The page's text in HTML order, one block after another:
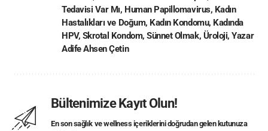
Tedavisi Var Mı, Human Papillomavirus, Kadın
Hastalıkları ve Doğum, Kadın Kondomu, Kadında
HPV, Skrotal Kondom,Sünnet Olmak, Üroloji,Yazar
Adife Ahsen Çetin
Bültenimize Kayıt Olun!
En son sağlık ve wellness içeriklerini doğrudan gelen kutunuza